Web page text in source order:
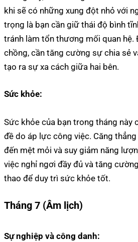
khi sẽ có những xung đột nhỏ với
trọng là bạn cần giữ thái độ bình
tránh làm tổn thương mối quan hệ.
chồng, cần tăng cường sự chia sẻ
tạo ra sự xa cách giữa hai bên.
Sức khỏe:
Sức khỏe của bạn trong tháng này
đề do áp lực công việc. Căng
đến mệt mỏi và suy giảm năng
việc nghỉ ngơi đầy đủ và tăng
thao để duy trì sức khỏe tốt.
Tháng 7 (Âm lịch)
Sự nghiệp và công danh: